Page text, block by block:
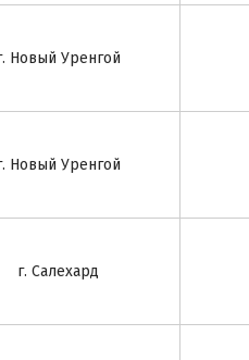
Новый Уренгой
Новый Уренгой
г. Салехард